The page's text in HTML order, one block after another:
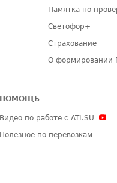
Памятка по
Светофор+
Страхование
О формировании
ПОМОЩЬ
Видео по работе с ATI.SU
Полезное по перевозкам